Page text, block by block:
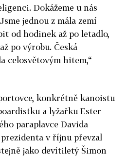
Dokážeme u nás
jednou z mála zemí
od hodinek až po letadlo,
po výrobu. Česká
celosvětovým hitem,“
konkrétně kanoistu
a lyžařku Ester
paraplavce Davida
v říjnu převzal
jako devítiletý Šimon